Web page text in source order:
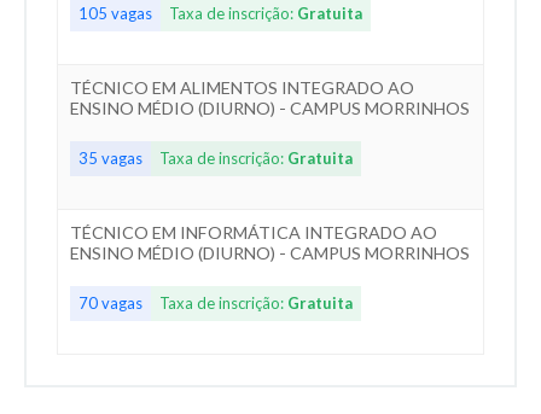
105 vagas Taxa de inscrição: Gratuita
TÉCNICO EM ALIMENTOS INTEGRADO AO
ENSINO MÉDIO (DIURNO) - CAMPUS MORRINHOS
35 vagas Taxa de inscrição: Gratuita
TÉCNICO EM INFORMÁTICA INTEGRADO AO
ENSINO MÉDIO (DIURNO) - CAMPUS MORRINHOS
70 vagas Taxa de inscrição: Gratuita